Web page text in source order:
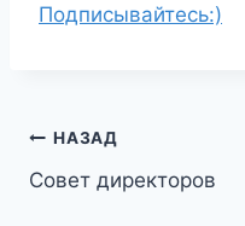
Подписывайтесь:)
Навигация
по
НАЗАД
Совет директоров